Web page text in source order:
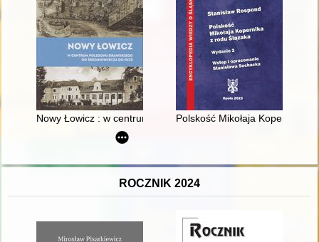
Nowy Łowicz : w centrum poligonu drawskiego od
Polskość Mikołaja Kopernika z
ROCZNIK 2024